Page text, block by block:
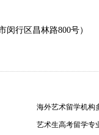
行区昌林路800号）
海外艺术留学机构
艺术生高考留学专